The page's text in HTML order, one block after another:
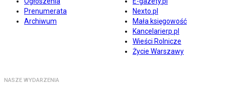
Prenumerata
Archiwum
Nexto.pl
Mała księgowość
Kancelarierp.pl
Wieści Rolnicze
Życie Warszawy
NASZE WYDARZENIA